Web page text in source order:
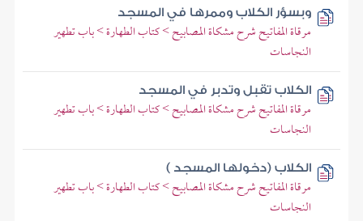
وبسؤر الكلاب وممرها في المسجد
مرقاة المفاتيح شرح مشكاة المصابيح > كتاب الطهارة > باب تطهير
النجاسات
الكلاب تقبل وتدبر في المسجد
مرقاة المفاتيح شرح مشكاة المصابيح > كتاب الطهارة > باب تطهير
النجاسات
الكلاب (دخولها المسجد )
مرقاة المفاتيح شرح مشكاة المصابيح > كتاب الطهارة > باب تطهير
النجاسات